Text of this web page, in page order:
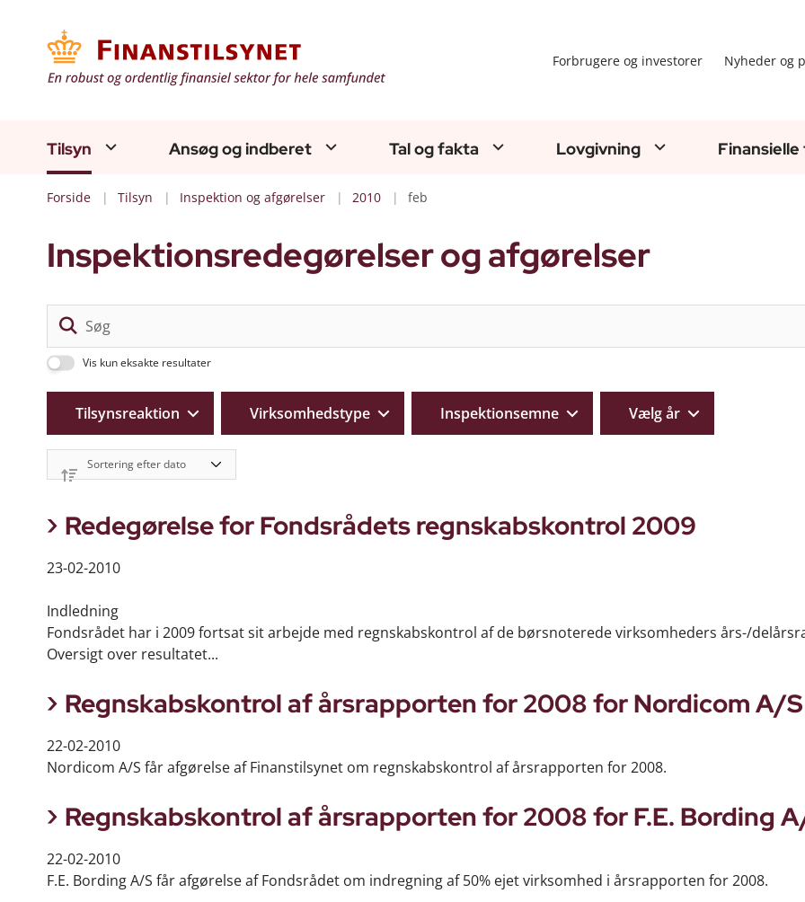
Forbrugere og investorer Nyheder og
Tilsyn Ansøg og indberet Tal og fakta Lovgivning
Forside Tilsyn Inspektion og afgørelser 2010 feb
Inspektionsredegørelser og afgørelser
Vis kun eksakte resultater
Tilsynsreaktion Virksomhedstype Inspektionsemne Vælg år
Redegørelse for Fondsrådets regnskabskontrol 2009
23-02-2010
Indledning
Fondsrådet har i 2009 fortsat sit arbejde med regnskabskontrol af de børsnoterede virksomheders års-/
Oversigt over resultatet...
Regnskabskontrol af årsrapporten for 2008 for Nordicom A/S
22-02-2010
Nordicom A/S får afgørelse af Finanstilsynet om regnskabskontrol af årsrapporten for 2008.
Regnskabskontrol af årsrapporten for 2008 for F.E. Bording
22-02-2010
F.E. Bording A/S får afgørelse af Fondsrådet om indregning af 50% ejet virksomhed i årsrapporten for 2008.